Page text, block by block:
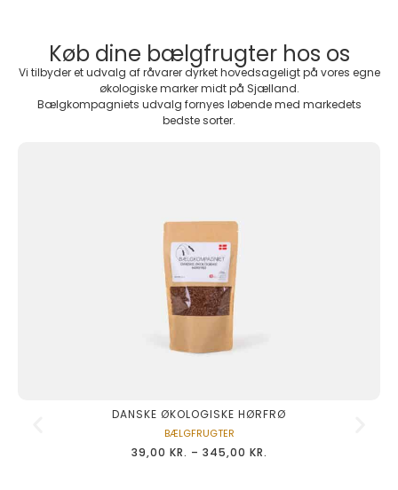
Køb dine bælgfrugter hos os
Vi tilbyder et udvalg af råvarer dyrket hovedsageligt på vores egne
økologiske marker midt på Sjælland.
Bælgkompagniets udvalg fornyes løbende med markedets
bedste sorter.
DANSKE ØKOLOGISKE HØRFRØ
BÆLGFRUGTER
39,00 KR. – 345,00 KR.